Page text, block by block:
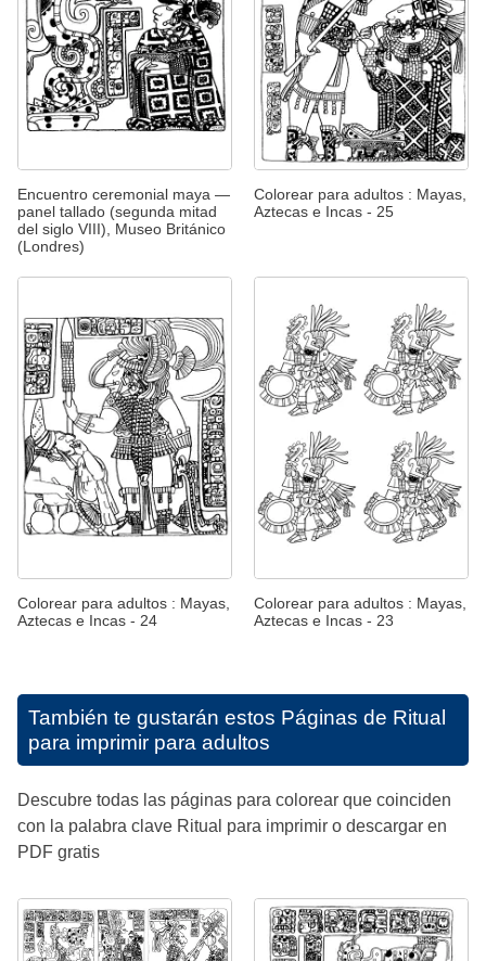
Encuentro ceremonial maya —
panel tallado (segunda mitad
del siglo VIII), Museo Británico
(Londres)
Colorear para adultos : Mayas,
Aztecas e Incas - 25
Colorear para adultos : Mayas,
Aztecas e Incas - 24
Colorear para adultos : Mayas,
Aztecas e Incas - 23
También te gustarán estos Páginas de Ritual
para imprimir para adultos
Descubre todas las páginas para colorear que coinciden
con la palabra clave Ritual para imprimir o descargar en
PDF gratis